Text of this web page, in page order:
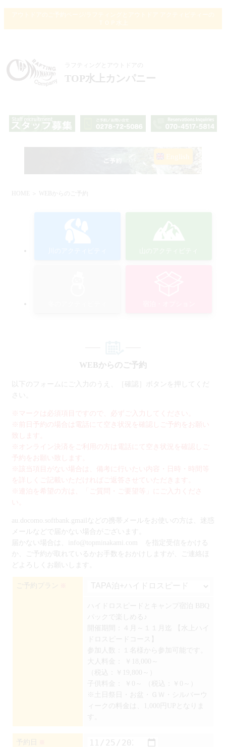
アウトドアのご予約ページ/ラフティングとアウトドア アクティビティーの
ラフティングとアウトドアの
TOP水上カンパニー
English
HOME ＞ WEBからのご予約
WEBからのご予約
以下のフォームにご入力のうえ、［確認］ボタンを押してくだ
さい。
※マークは必須項目ですので、必ずご入力してください。
※前日予約の場合は電話にて空き状況を確認しご予約をお願い
致します。
※オンライン決済をご利用の方は電話にて空き状況を確認しご
予約をお願い致します。
※該当項目がない場合は、備考に行いたい内容・日時・時間等
を詳しくご記載いただければご返答させていただきます。
※連泊を希望の方は、「ご質問・ご要望等」にご入力くださ
い。
au.docomo.softbank.gmailなどの携帯メールをお使いの方は、迷惑
メールなどで届かない場合がございます。
届かない場合は、info@topminakami.com を指定受信をかける
か、ご予約が取れているかお手数をおかけしますが、ご連絡ほ
どよろしくお願いします。
ご予約プラン
ハイドロスピードとキャンプ宿泊 BBQ
パックで楽しめる♪
開催期間：４月～１１月迄 【水上ハイ
ドロスピードコース】
参加人数：１名様から参加可能です。
大人料金：
￥18,000～
（税込：￥19,800～）
（税込：￥0～）
※土日祭日・お盆・ＧＷ・シルバーウ
ィークの料金は、1,000円UPとなりま
予約日